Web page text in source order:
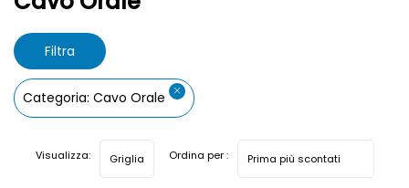
Filtra
risultati
Categoria: Cavo Orale
Visualizza: Ordina per :